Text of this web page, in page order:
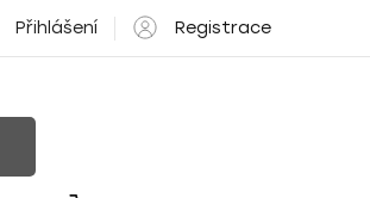
Přihlášení Registrace